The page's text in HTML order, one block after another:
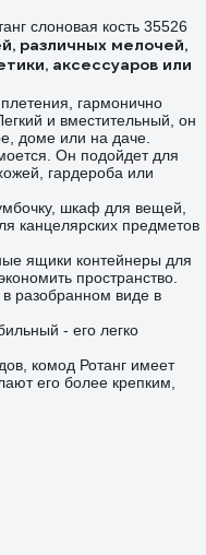
слоновая кость 35526
различных мелочей,
аксессуаров или
гармонично
и вместительный, он
доме или на даче.
Он подойдет для
гардероба или
шкаф для вещей,
канцелярских предметов
ящики контейнеры для
пространство.
в разобранном виде в
- его легко
комод Ротанг имеет
его более крепким,